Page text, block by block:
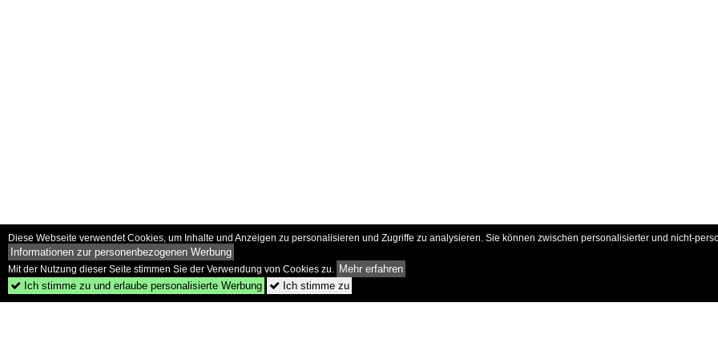
Diese Webseite verwendet Cookies, um Inhalte und Anzeigen zu personalisieren und Zugriffe zu analysieren. Sie können zwischen personalisierter und nicht-
Informationen zur personenbezogenen Werbung
Mit der Nutzung dieser Seite stimmen Sie der Verwendung von Cookies zu. Mehr erfahren
 Ich stimme zu und erlaube personalisierte Werbung  Ich stimme zu